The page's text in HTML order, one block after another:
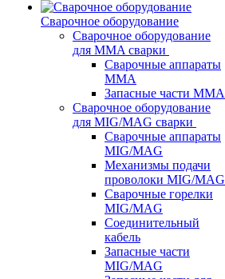
Сварочное оборудование
Сварочное оборудование
для MMA сварки
Сварочные аппараты
MMA
Запасные части MMA
Сварочное оборудование
для MIG/MAG сварки
Сварочные аппараты
MIG/MAG
Механизмы подачи
проволоки MIG/MAG
Сварочные горелки
MIG/MAG
Соединительный
кабель
Запасные части
MIG/MAG